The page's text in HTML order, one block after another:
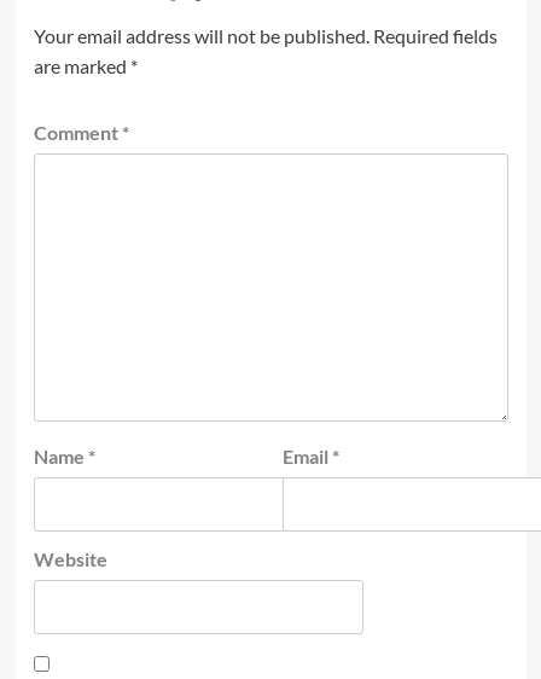
Your email address will not be published. Required fields
are marked *
Comment *
Name * Email *
Website